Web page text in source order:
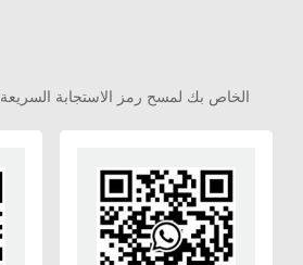
استخدم تطبيق WhatsApp الخاص بك لمسح رمز الاستجابة السريعة